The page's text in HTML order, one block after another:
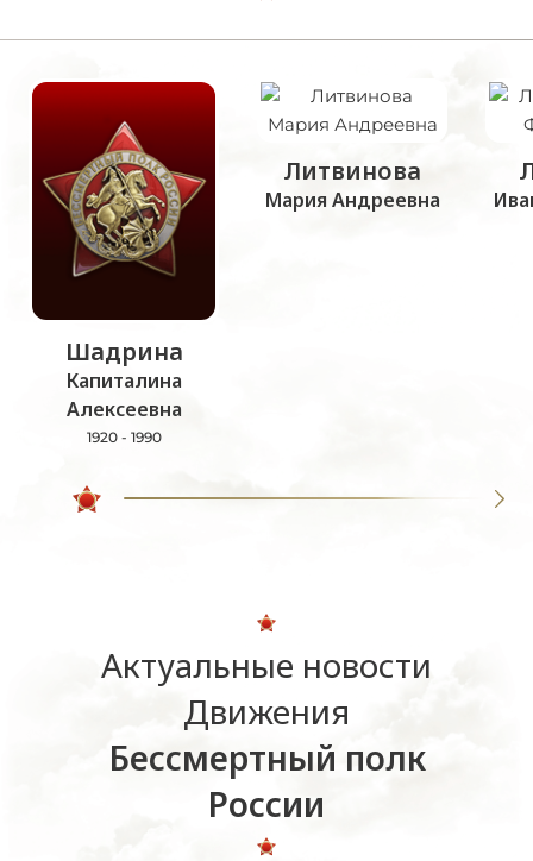
Шадрина
Капиталина
Алексеевна
1920 - 1990
Литвинова
Мария Андреевна
Актуальные новости
Движения
Бессмертный полк
России